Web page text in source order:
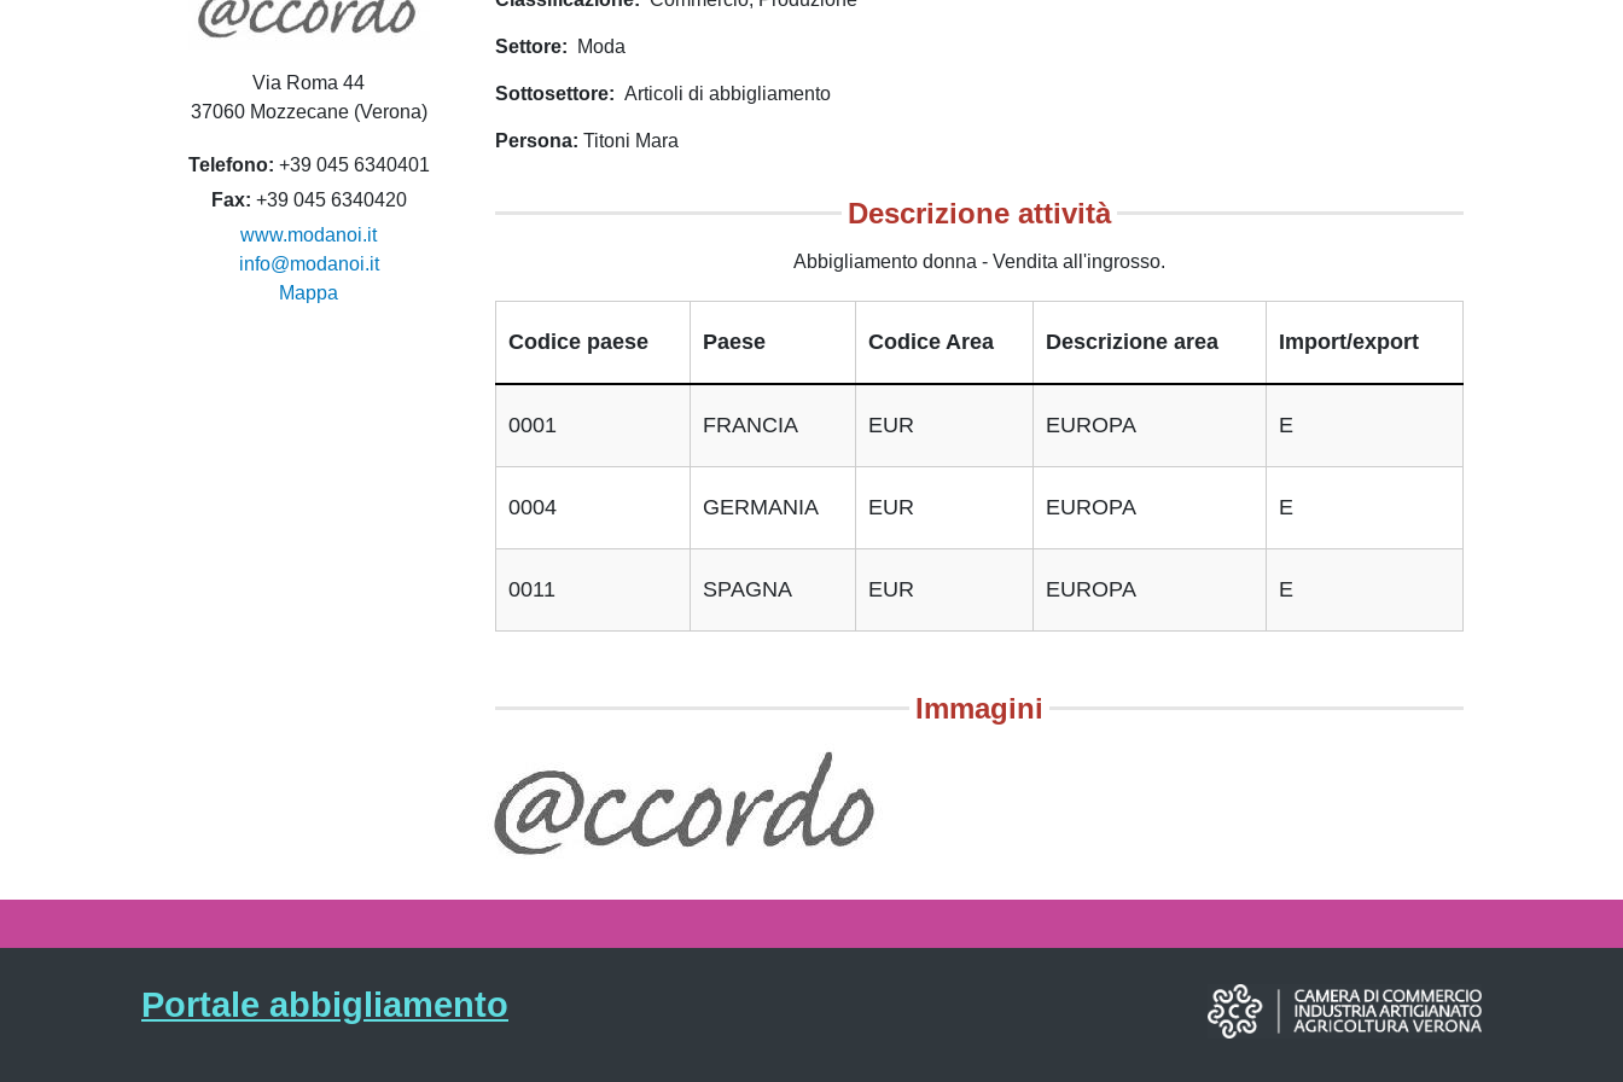
Via Roma 44
37060 Mozzecane (Verona)
Telefono +39 045 6340401
Fax +39 045 6340420
www.modanoi.it
info@modanoi.it
Mappa
Settore Moda
Sottosettore Articoli di abbigliamento
Persona Titoni Mara
Descrizione attività
Abbigliamento donna - Vendita all'ingrosso.
Codice paese Paese Codice Area Descrizione area Import/export
0001 FRANCIA EUR EUROPA E
0004 GERMANIA EUR EUROPA E
0011 SPAGNA EUR EUROPA E
Immagini
Portale abbigliamento